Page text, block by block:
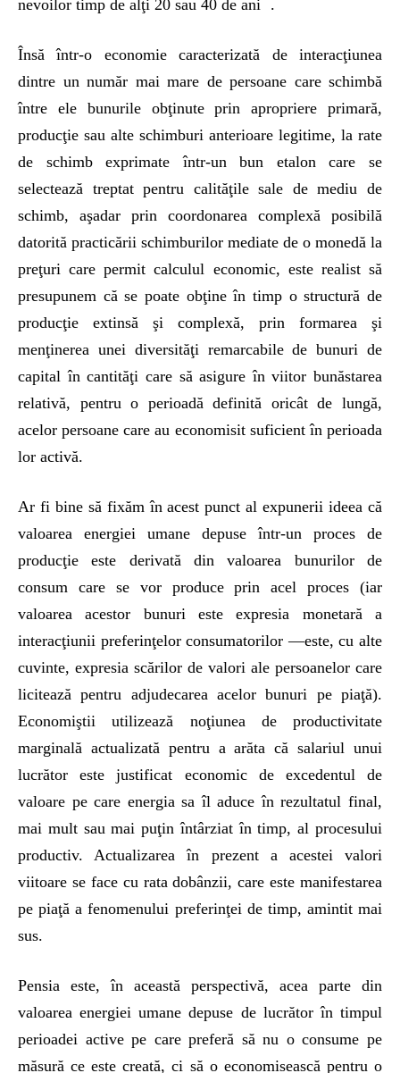
nevoilor timp de alţi 20 sau 40 de ani .
Însă într-o economie caracterizată de interacţiunea
dintre un număr mai mare de persoane care schimbă
între ele bunurile obţinute prin apropriere primară,
producţie sau alte schimburi anterioare legitime, la rate
de schimb exprimate într-un bun etalon care se
selectează treptat pentru calităţile sale de mediu de
schimb, aşadar prin coordonarea complexă posibilă
datorită practicării schimburilor mediate de o monedă la
preţuri care permit calculul economic, este realist să
presupunem că se poate obţine în timp o structură de
producţie extinsă şi complexă, prin formarea şi
menţinerea unei diversităţi remarcabile de bunuri de
capital în cantităţi care să asigure în viitor bunăstarea
relativă, pentru o perioadă definită oricât de lungă,
acelor persoane care au economisit suficient în perioada
lor activă.
Ar fi bine să fixăm în acest punct al expunerii ideea că
valoarea energiei umane depuse într-un proces de
producţie este derivată din valoarea bunurilor de
consum care se vor produce prin acel proces (iar
valoarea acestor bunuri este expresia monetară a
interacţiunii preferinţelor consumatorilor —este, cu alte
cuvinte, expresia scărilor de valori ale persoanelor care
licitează pentru adjudecarea acelor bunuri pe piaţă).
Economiştii utilizează noţiunea de productivitate
marginală actualizată pentru a arăta că salariul unui
lucrător este justificat economic de excedentul de
valoare pe care energia sa îl aduce în rezultatul final,
mai mult sau mai puţin întârziat în timp, al procesului
productiv. Actualizarea în prezent a acestei valori
viitoare se face cu rata dobânzii, care este manifestarea
pe piaţă a fenomenului preferinţei de timp, amintit mai
sus.
Pensia este, în această perspectivă, acea parte din
valoarea energiei umane depuse de lucrător în timpul
perioadei active pe care preferă să nu o consume pe
măsură ce este creată, ci să o economisească pentru o